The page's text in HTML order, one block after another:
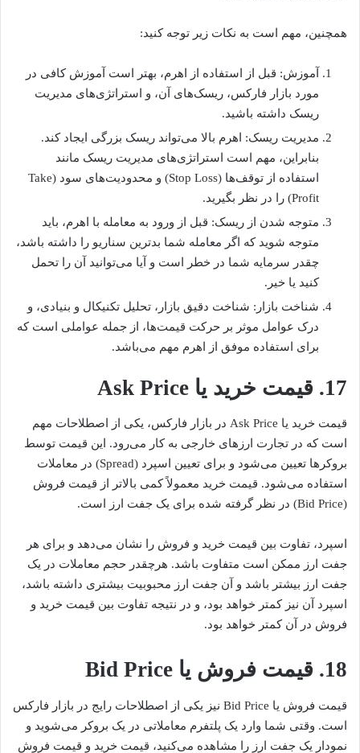
همچنین، مهم است به نکات زیر توجه کنید:
آموزش: قبل از استفاده از اهرم، بهتر است آموزش کافی در
مورد بازار فارکس، ریسک‌های آن، و استراتژی‌های مدیریت
ریسک داشته باشید.
مدیریت ریسک: اهرم بالا می‌تواند ریسک بزرگی ایجاد کند.
بنابراین، مهم است استراتژی‌های مدیریت ریسک مانند
استفاده از توقف‌ها (Stop Loss) و محدودیت‌های سود (Take
Profit) را در نظر بگیرید.
متوجه شدن از ریسک: قبل از ورود به معامله با اهرم، باید
متوجه شوید که اگر معامله شما بدترین سناریو را داشته باشد،
چقدر سرمایه شما در خطر است و آیا می‌توانید آن را تحمل
کنید یا خیر.
شناخت بازار: شناخت دقیق بازار، تحلیل تکنیکال و بنیادی، و
درک عوامل موثر بر حرکت قیمت‌ها، از جمله عواملی است که
برای استفاده موفق از اهرم مهم می‌باشد.
17. قیمت خرید یا Ask Price
قیمت خرید یا Ask Price در بازار فارکس، یکی از اصطلاحات مهم
است که در تجارت ارزهای خارجی به کار می‌رود. این قیمت توسط
بروکرها تعیین می‌شود و برای تعیین اسپرد (Spread) در معاملات
استفاده می‌شود. قیمت خرید معمولاً کمی بالاتر از قیمت فروش
(Bid Price) در نظر گرفته شده برای یک جفت ارز است.
اسپرد، تفاوت بین قیمت خرید و فروش را نشان می‌دهد و برای هر
جفت ارز ممکن است متفاوت باشد. هرچقدر حجم معاملات در یک
جفت ارز بیشتر باشد و آن جفت ارز محبوبیت بیشتری داشته باشد،
اسپرد آن نیز کمتر خواهد بود، و در نتیجه تفاوت بین قیمت خرید و
فروش در آن کمتر خواهد بود.
18. قیمت فروش یا Bid Price
قیمت فروش یا Bid Price نیز یکی از اصطلاحات رایج در بازار فارکس
است. وقتی شما وارد یک پلتفرم معاملاتی در یک بروکر می‌شوید و
نمودار یک جفت ارز را مشاهده می‌کنید، قیمت خرید و قیمت فروش